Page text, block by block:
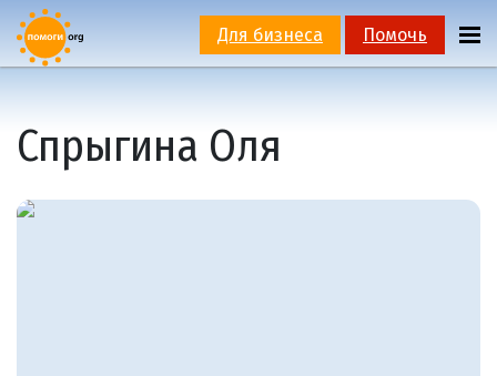
Для бизнеса Помочь
Спрыгина Оля